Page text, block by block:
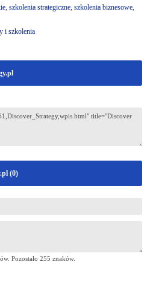
, szkolenia strategiczne, szkolenia biznesowe,
i szkolenia
(0)
Pozostało 255 znaków.